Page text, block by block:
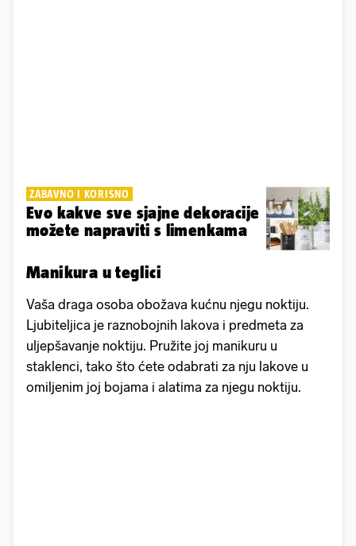
ZABAVNO I KORISNO
Evo kakve sve sjajne dekoracije
možete napraviti s limenkama
Manikura u teglici
Vaša draga osoba obožava kućnu njegu noktiju.
Ljubiteljica je raznobojnih lakova i predmeta za
uljepšavanje noktiju. Pružite joj manikuru u
staklenci, tako što ćete odabrati za nju lakove u
omiljenim joj bojama i alatima za njegu noktiju.